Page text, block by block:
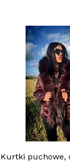
Быстрый
Kurtki puchowe,